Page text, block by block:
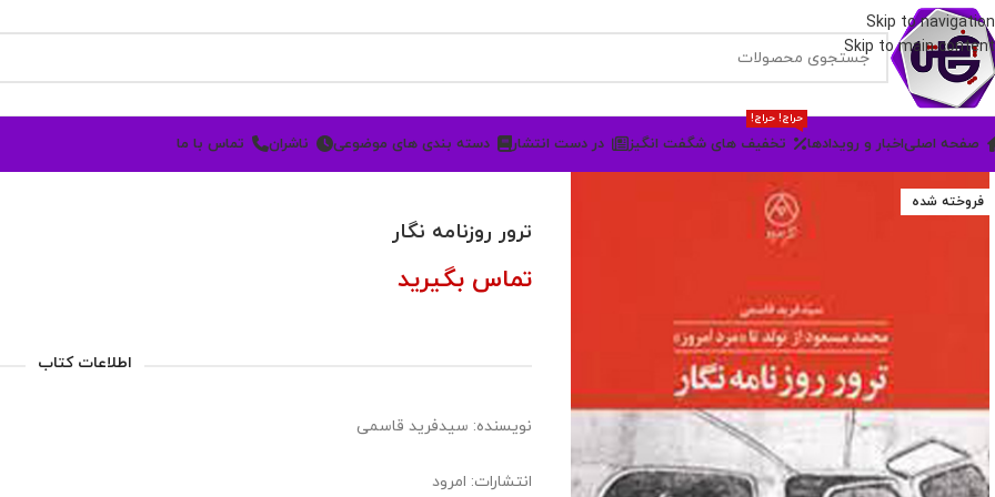
Skip to navigation
Skip to main content
صفحه اصلیاخبار و رویدادها تخفیف های شگفت انگیز
حراج! حراج!
در دست انتشار دسته بندی های موضوعی ناشران تماس با ما
فروخته شده
ترور روزنامه نگار
تماس بگیرید
اطلاعات کتاب
نویسنده: سیدفرید قاسمی
انتشارات: امرود